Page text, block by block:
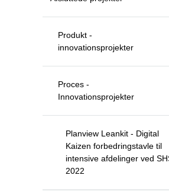
Produkt -
innovationsprojekter
Proces -
Innovationsprojekter
Planview Leankit - Digital
Kaizen forbedringstavle til
intensive afdelinger ved
2022